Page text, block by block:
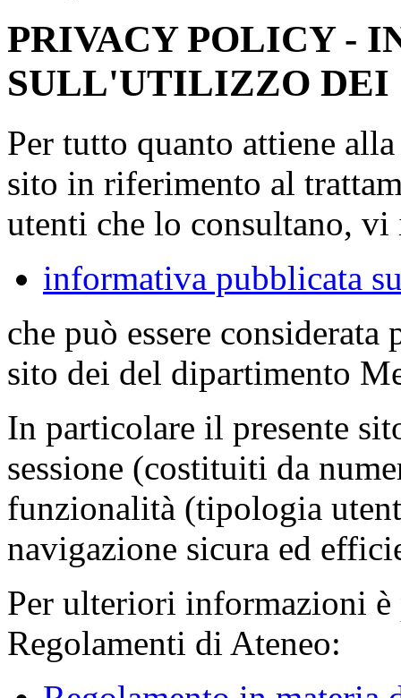
PRIVACY POLICY -
SULL'UTILIZZO DEI
Per tutto quanto attiene
sito in riferimento al
utenti che lo consultano,
informativa pubblicata
che può essere
sito dei del dipartimento
In particolare il presente
sessione (costituiti da
funzionalità (tipologia
navigazione sicura ed
Per ulteriori informazioni è
Regolamenti di Ateneo: